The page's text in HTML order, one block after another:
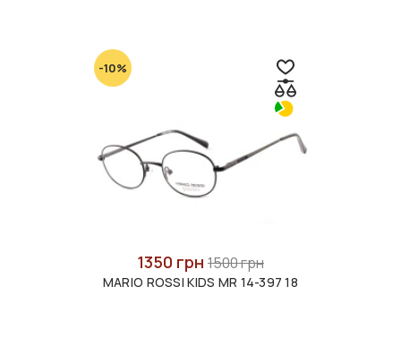
-10%
1350 грн 1500 грн
MARIO ROSSI KIDS MR 14-397 18